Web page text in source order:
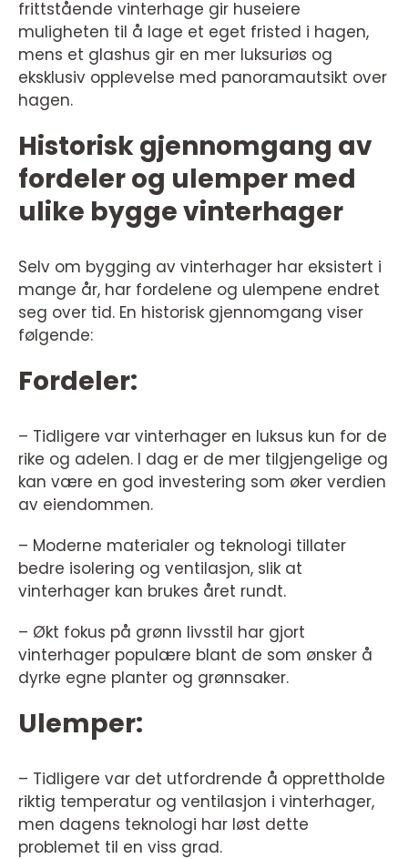
frittstående vinterhage gir huseiere
muligheten til å lage et eget fristed i hagen,
mens et glashus gir en mer luksuriøs og
eksklusiv opplevelse med panoramautsikt over
hagen.
Historisk gjennomgang av
fordeler og ulemper med
ulike bygge vinterhager
Selv om bygging av vinterhager har eksistert i
mange år, har fordelene og ulempene endret
seg over tid. En historisk gjennomgang viser
følgende:
Fordeler:
– Tidligere var vinterhager en luksus kun for de
rike og adelen. I dag er de mer tilgjengelige og
kan være en god investering som øker verdien
av eiendommen.
– Moderne materialer og teknologi tillater
bedre isolering og ventilasjon, slik at
vinterhager kan brukes året rundt.
– Økt fokus på grønn livsstil har gjort
vinterhager populære blant de som ønsker å
dyrke egne planter og grønnsaker.
Ulemper:
– Tidligere var det utfordrende å opprettholde
riktig temperatur og ventilasjon i vinterhager,
men dagens teknologi har løst dette
problemet til en viss grad.